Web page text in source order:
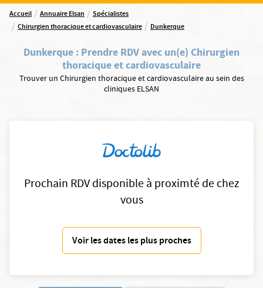
Accueil / Annuaire Elsan / Spécialistes
/ Chirurgien thoracique et cardiovasculaire / Dunkerque
Dunkerque : Prendre RDV avec un(e) Chirurgien
thoracique et cardiovasculaire
Trouver un Chirurgien thoracique et cardiovasculaire au sein des
cliniques ELSAN
Prochain RDV disponible à proximté de chez
vous
Voir les dates les plus proches